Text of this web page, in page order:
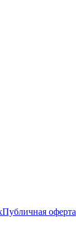
Публичная оферта